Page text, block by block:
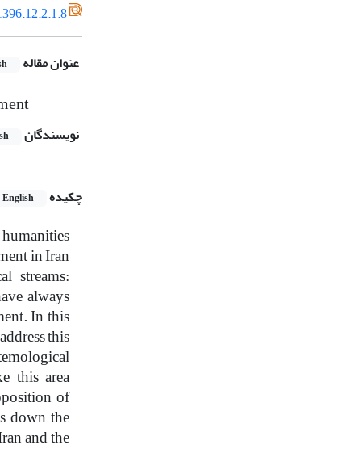
عنوان مقاله
نویسندگان
چکیده
English
in Iran
streams:
always
In this
this
this area
of
down the
and the